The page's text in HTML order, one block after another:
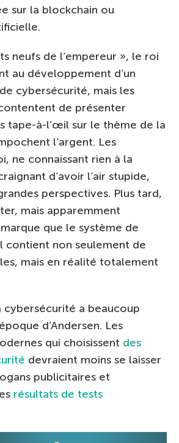
sur la blockchain ou
neufs de l’empereur », le roi
au développement d’un
cybersécurité, mais les
de présenter
tape-à-l’œil sur le thème de la
l’argent. Les
ne connaissant rien à la
d’avoir l’air stupide,
perspectives. Plus tard,
mais apparemment
que le système de
non seulement de
mais en réalité totalement
cybersécurité a beaucoup
d’Andersen. Les
qui choisissent des
devraient moins se laisser
publicitaires et
résultats de tests